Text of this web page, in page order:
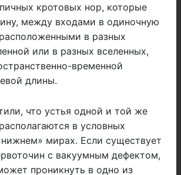
кротовых нор, которые
между входами в одиночную
в разных
или в разных вселенных,
временной
длины.
что устья одной и той же
в условных
мирах. Если существует
с вакуумным дефектом,
проникнуть в одно из